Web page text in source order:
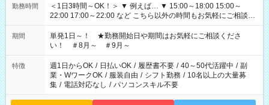
勤務時間
＜1日3時間～OK！＞ ▼ 例えば… ▼ 15:00～18:00 15:00～
22:00 17:00～22:00 など こちら以外の時間もお気軽にご相談く
ださい！
期間
単発1日～！ ★勤務開始日や期間はお気軽にご相談くださ
い！ ＃8月～ ＃9月～
特徴 週1日からOK / 日払いOK / 履歴書不要 / 40～50代活躍中 / 副
業・WワークOK / 服装自由 / シフト勤務 / 10名以上の大量募
集 / 電話対応なし / パソコンスキル不要